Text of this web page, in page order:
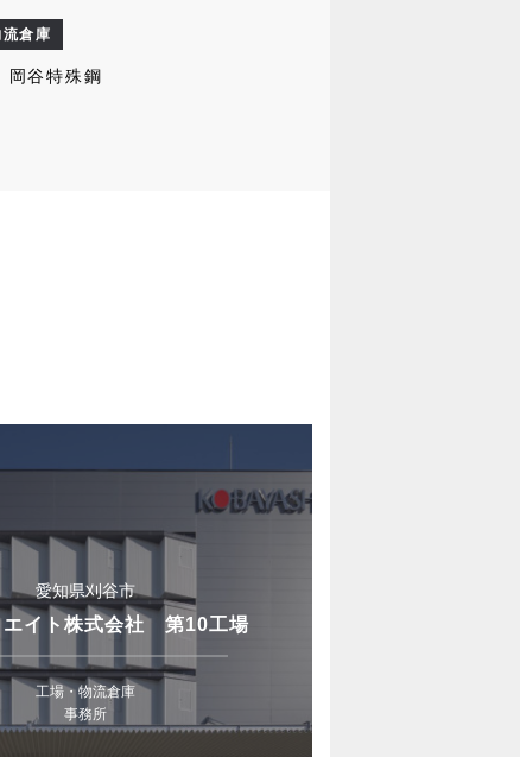
倉庫
岡谷特殊鋼
愛知県刈谷市
エイト株式会社 第10工場
工場・物流倉庫
事務所